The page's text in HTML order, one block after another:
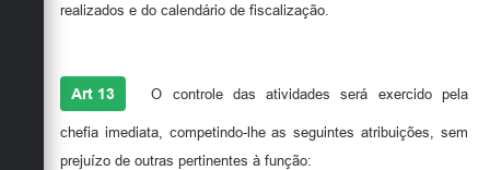
realizados e do calendário de fiscalização.
Art 13 O controle das atividades será exercido pela
chefia imediata, competindo-lhe as seguintes atribuições, sem
prejuízo de outras pertinentes à função: